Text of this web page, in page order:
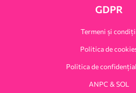
GDPR
Termeni și
Politica de
Politica de
ANPC & SOL